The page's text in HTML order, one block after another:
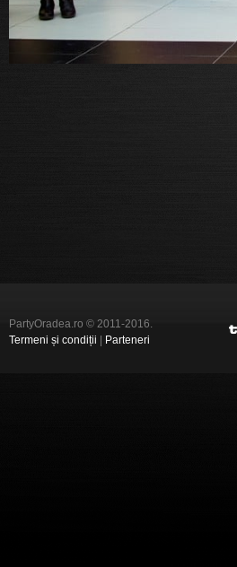
PartyOradea.ro © 2011-2016.
Termeni și condiții
Parteneri